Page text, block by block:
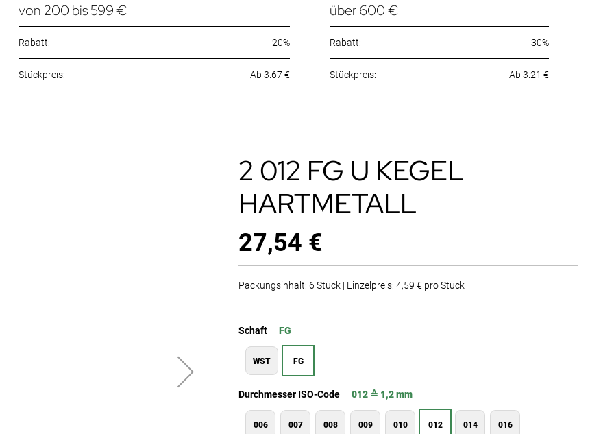
von 200 bis 599 € über 600 €
Rabatt: -20% Rabatt: -30%
Ab 3.67 € Ab 3.21 €
2 012 FG U KEGEL
HARTMETALL
27,54 €
Packungsinhalt: 6 Stück | Einzelpreis: 4,59 € pro Stück
Schaft FG
WST FG
Durchmesser ISO-Code 012 ≙ 1,2 mm
006 007 008 009 010 012 014 016